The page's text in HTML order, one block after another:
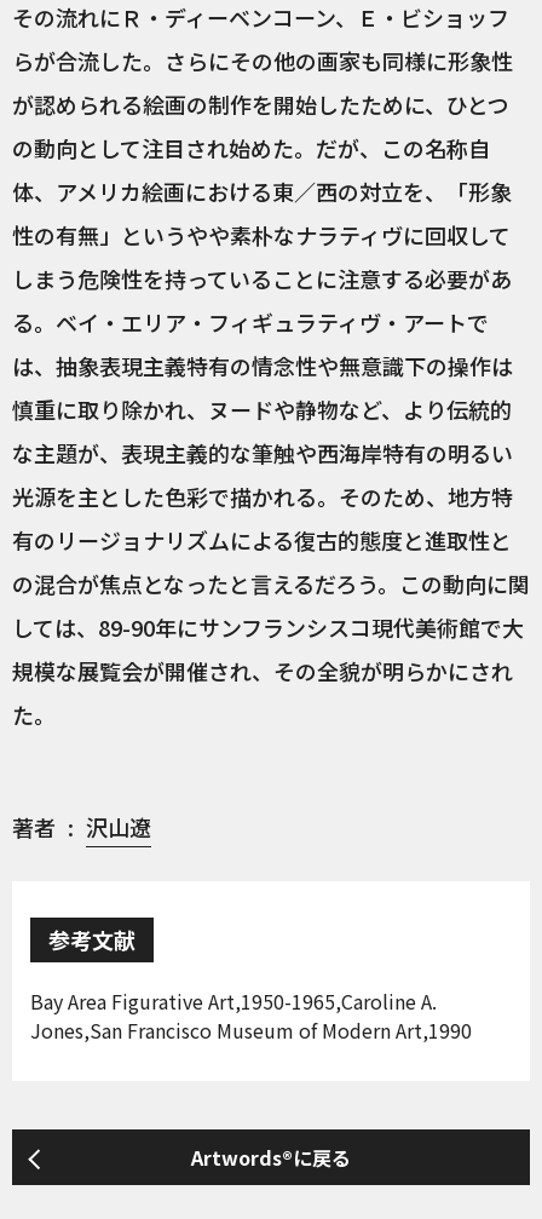
その流れにＲ・ディーベンコーン、Ｅ・ビショッフ
らが合流した。さらにその他の画家も同様に形象性
が認められる絵画の制作を開始したために、ひとつ
の動向として注目され始めた。だが、この名称自
体、アメリカ絵画における東／西の対立を、「形象
性の有無」というやや素朴なナラティヴに回収して
しまう危険性を持っていることに注意する必要があ
る。ベイ・エリア・フィギュラティヴ・アートで
は、抽象表現主義特有の情念性や無意識下の操作は
慎重に取り除かれ、ヌードや静物など、より伝統的
な主題が、表現主義的な筆触や西海岸特有の明るい
光源を主とした色彩で描かれる。そのため、地方特
有のリージョナリズムによる復古的態度と進取性と
の混合が焦点となったと言えるだろう。この動向に関
しては、89-90年にサンフランシスコ現代美術館で大
規模な展覧会が開催され、その全貌が明らかにされ
た。
著者 沢山遼
参考文献
Bay Area Figurative Art,1950-1965,Caroline A.
Jones,San Francisco Museum of Modern Art,1990
Artwords®に戻る